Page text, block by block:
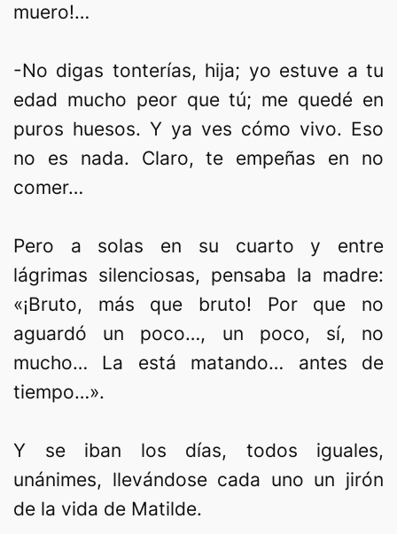
muero!…
-No digas tonterías, hija; yo estuve a tu
edad mucho peor que tú; me quedé en
puros huesos. Y ya ves cómo vivo. Eso
no es nada. Claro, te empeñas en no
comer…
Pero a solas en su cuarto y entre
lágrimas silenciosas, pensaba la madre:
«¡Bruto, más que bruto! Por que no
aguardó un poco…, un poco, sí, no
mucho… La está matando… antes de
tiempo…».
Y se iban los días, todos iguales,
unánimes, llevándose cada uno un jirón
de la vida de Matilde.